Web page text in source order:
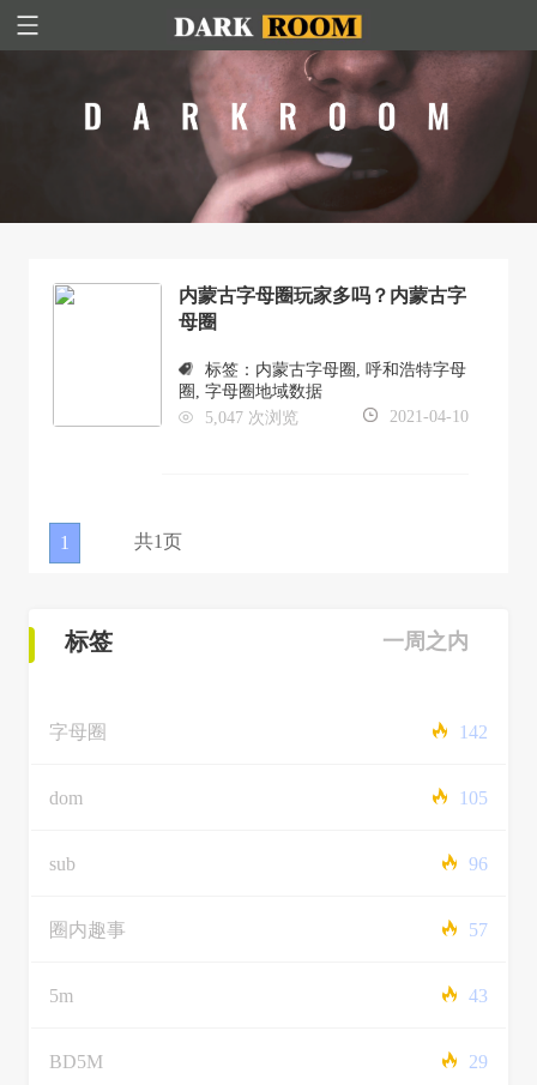
内蒙古字母圈玩家多吗？内蒙古字
母圈
标签： 内蒙古字母圈 ,呼和浩特字母
圈 ,字母圈地域数据
5,047 次浏览
2021-04-10
1 共1页
标签 一周之内
字母圈 142
dom 105
sub 96
圈内趣事 57
5m 43
BD5M 29